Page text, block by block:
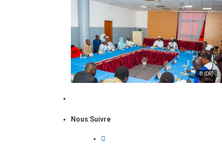
© (DR)
Nous Suivre